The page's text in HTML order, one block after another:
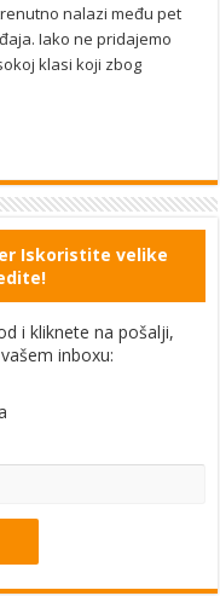
nalazi među pet
Iako ne pridajemo
klasi koji zbog
Iskoristite velike
i kliknete na pošalji,
inboxu: